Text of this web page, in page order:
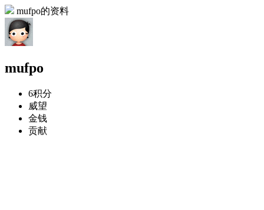
mufpo的资料
mufpo
6积分
威望
金钱
贡献